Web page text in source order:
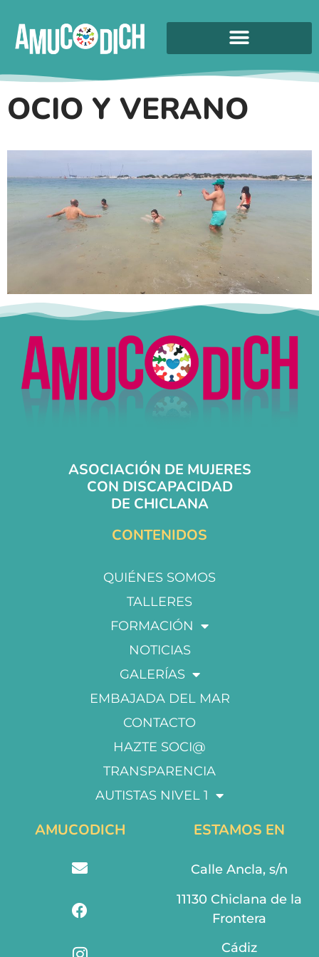
OCIO Y VERANO
ASOCIACIÓN DE MUJERES
CON DISCAPACIDAD
DE CHICLANA
CONTENIDOS
QUIÉNES SOMOS
TALLERES
FORMACIÓN
NOTICIAS
GALERÍAS
EMBAJADA DEL MAR
CONTACTO
HAZTE SOCI@
TRANSPARENCIA
AUTISTAS NIVEL 1
AMUCODICH ESTAMOS EN
Calle Ancla, s/n
11130 Chiclana de la
Frontera
Cádiz